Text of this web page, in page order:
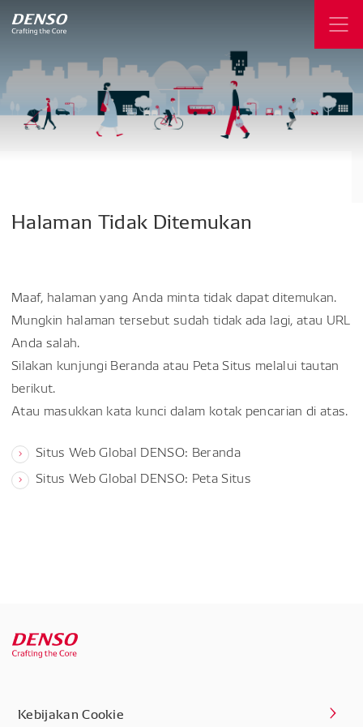
Halaman Tidak Ditemukan
Maaf, halaman yang Anda minta tidak dapat ditemukan.
Mungkin halaman tersebut sudah tidak ada lagi, atau URL
Anda salah.
Silakan kunjungi Beranda atau Peta Situs melalui tautan
berikut.
Atau masukkan kata kunci dalam kotak pencarian di atas.
Situs Web Global DENSO: Beranda
Situs Web Global DENSO: Peta Situs
Kebijakan Cookie